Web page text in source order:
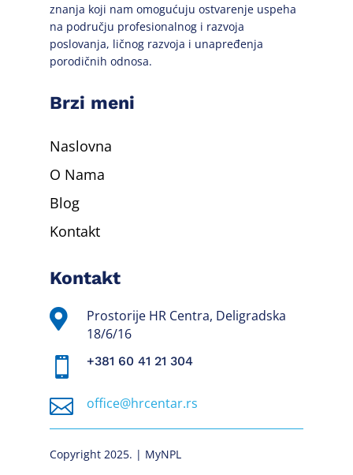
znanja koji nam omogućuju ostvarenje uspeha
na području profesionalnog i razvoja
poslovanja, ličnog razvoja i unapređenja
porodičnih odnosa.
Brzi meni
Naslovna
O Nama
Blog
Kontakt
Kontakt

Prostorije HR Centra, Deligradska
18/6/16
 +381 60 41 21 304
 office@hrcentar.rs
Copyright 2025. | MyNPL